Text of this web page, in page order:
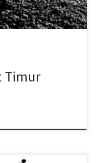
Timur